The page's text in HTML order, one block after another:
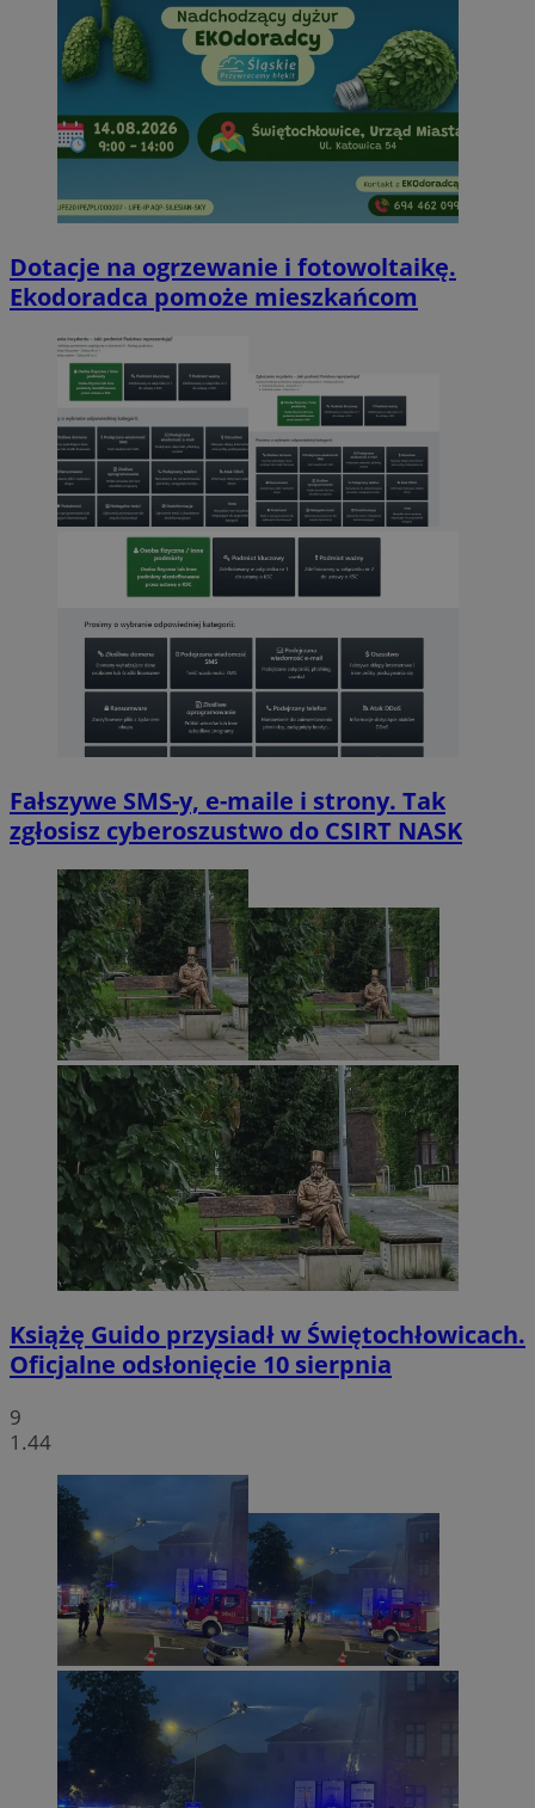
Dotacje na ogrzewanie i fotowoltaikę.
Ekodoradca pomoże mieszkańcom
Fałszywe SMS-y, e-maile i strony. Tak
zgłosisz cyberoszustwo do CSIRT NASK
Książę Guido przysiadł w Świętochłowicach.
Oficjalne odsłonięcie 10 sierpnia
9
1.44